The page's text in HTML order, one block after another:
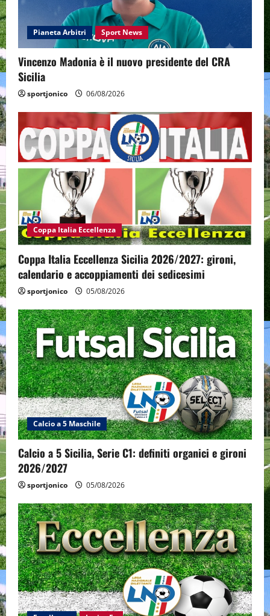
Pianeta Arbitri Sport News
Vincenzo Madonia è il nuovo presidente del CRA
Sicilia
sportjonico 06/08/2026
Coppa Italia Eccellenza
Coppa Italia Eccellenza Sicilia 2026/2027: gironi,
calendario e accoppiamenti dei sedicesimi
sportjonico 05/08/2026
Calcio a 5 Maschile
Calcio a 5 Sicilia, Serie C1: definiti organici e gironi
2026/2027
sportjonico 05/08/2026